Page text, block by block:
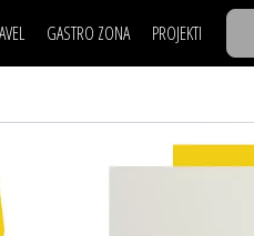
GASTRO ZONA PROJEKTI
TASTY TALKS
BACK TO OFFICE/SCHOOL
NAJKOLEGA
30 ISPOD 30